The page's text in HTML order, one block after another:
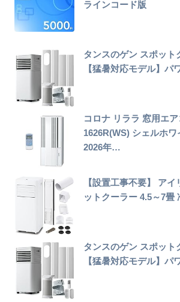
ラインコード版
タンスのゲン スポット
【猛暑対応モデル】
コロナ リララ 窓用エ
1626R(WS) シェルホワ
2026年…
【設置工事不要】 ア
ットクーラー 4.5～7畳
タンスのゲン スポット
【猛暑対応モデル】